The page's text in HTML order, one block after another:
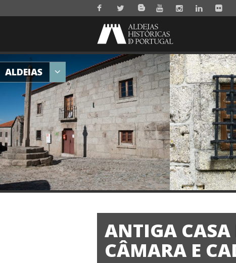
ALDEIAS
ANTIGA CASA
CÂMARA E